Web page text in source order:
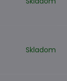
Skladom